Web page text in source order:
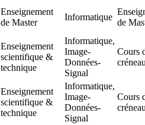
Enseignement
de Master
Informatique
de
Enseignement
scientifique &
technique
Informatique,
Image-
Données-
Signal
Cours
Enseignement
scientifique &
technique
Informatique,
Image-
Données-
Signal
Cours